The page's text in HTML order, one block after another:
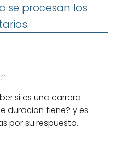
si es una carrera
duracion tiene? y es
por su respuesta.
se procesan los